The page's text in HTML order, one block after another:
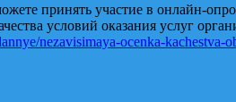
принять участие в онлайн-
условий оказания услуг
nezavisimaya-ocenka-kachestva-